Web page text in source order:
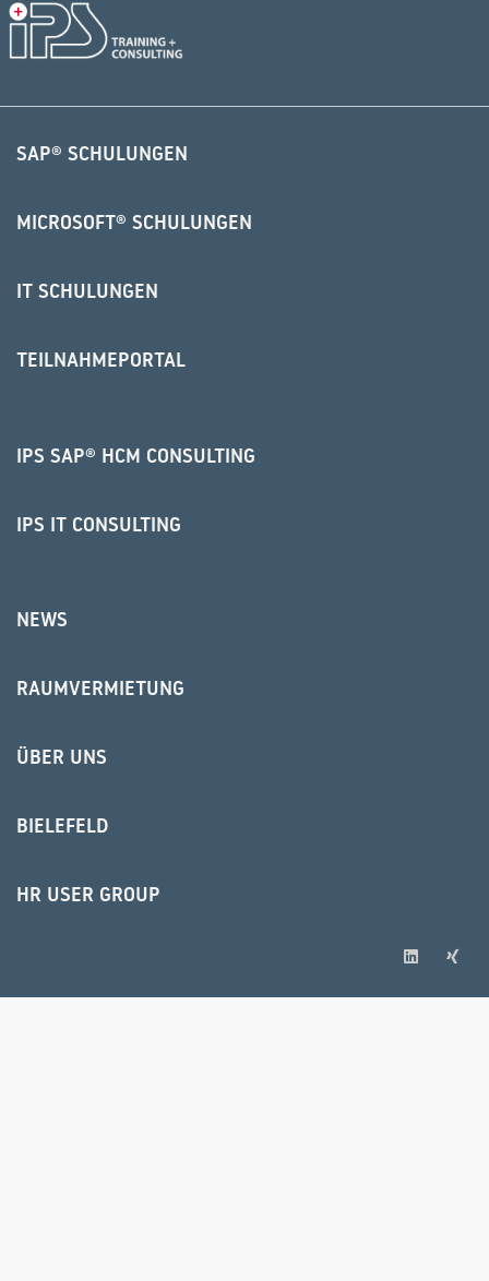
SAP® SCHULUNGEN
MICROSOFT® SCHULUNGEN
IT SCHULUNGEN
TEILNAHMEPORTAL
IPS SAP® HCM CONSULTING
IPS IT CONSULTING
NEWS
RAUMVERMIETUNG
ÜBER UNS
BIELEFELD
HR USER GROUP